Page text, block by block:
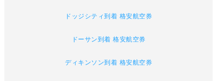
ドッジシティ到着 格安航空券
ドーサン到着 格安航空券
ディキンソン到着 格安航空券